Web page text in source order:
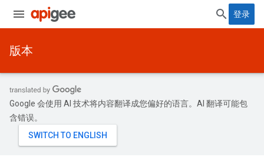
登录
版本
Google 会使用 AI 技术将内容翻译成您偏好的语言。AI 翻译可能包
含错误。